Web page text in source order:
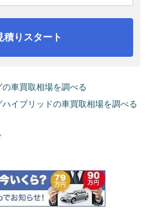
積りスタート
の車買取相場を調べる
ハイブリッドの車買取相場を調べる